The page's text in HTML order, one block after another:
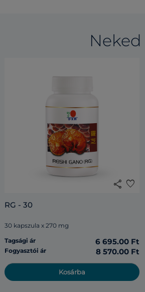
share favorite
RG - 30
30 kapszula x 270 mg
Tagsági ár
6 695.00 Ft
Fogyasztói ár 8 570.00 Ft
Kosárba